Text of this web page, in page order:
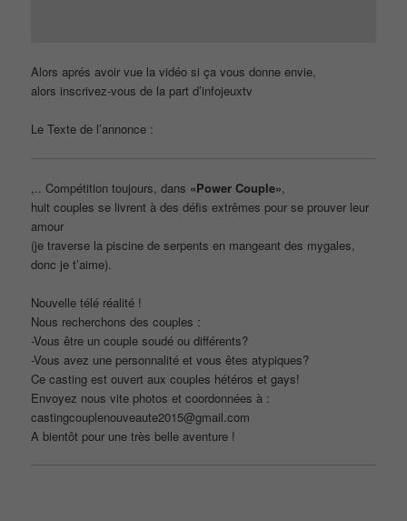
Alors aprés avoir vue la vidéo si ça vous donne envie,
alors inscrivez-vous de la part d’infojeuxtv
Le Texte de l’annonce :
,.. Compétition toujours, dans «Power Couple»,
huit couples se livrent à des défis extrêmes pour se prouver leur
amour
(je traverse la piscine de serpents en mangeant des mygales,
donc je t’aime).
Nouvelle télé réalité !
Nous recherchons des couples :
-Vous être un couple soudé ou différents?
-Vous avez une personnalité et vous êtes atypiques?
Ce casting est ouvert aux couples hétéros et gays!
Envoyez nous vite photos et coordonnées à :
castingcouplenouveaute2015@gmail.com
A bientôt pour une très belle aventure !